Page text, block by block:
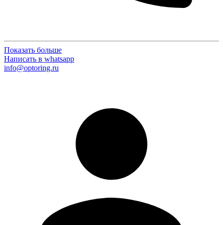
Показать больше
Написать в whatsapp
info@optoring.ru